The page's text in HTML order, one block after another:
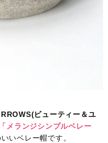
ビューティー＆ユ
「メランジシンプルベレー
いベレー帽です。